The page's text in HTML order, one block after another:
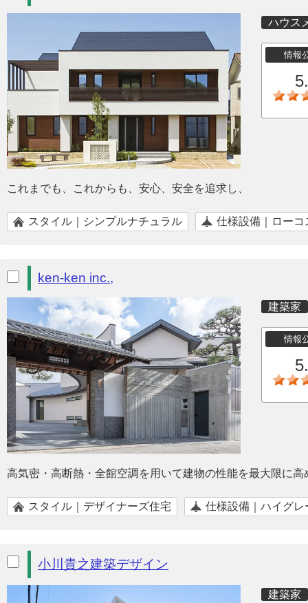
ハウス
情報
これまでも、これからも、安心、安全を追求し、
スタイル｜シンプルナチュラル 仕様設備｜ローコ
ken-ken inc.,
建築家
情報
高気密・高断熱・全館空調を用いて建物の性能を最大限に
スタイル｜デザイナーズ住宅 仕様設備｜ハイグレ
小川貴之建築デザイン
建築家